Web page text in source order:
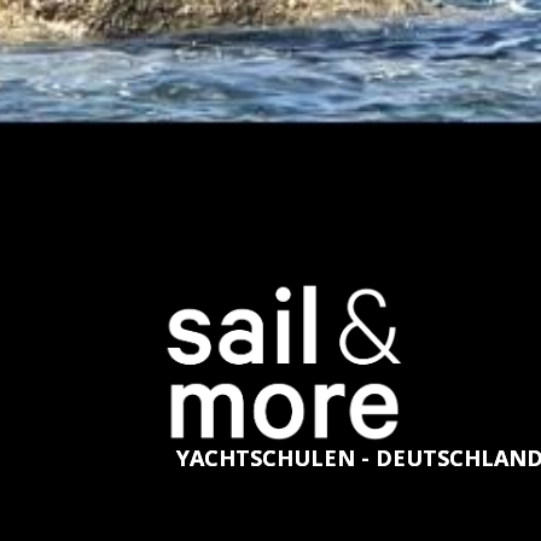
YACHTSCHULEN -